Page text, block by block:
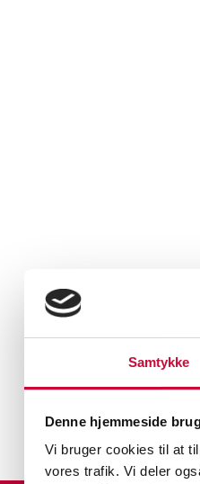
Samtykke
Denne hjemmeside
Vi bruger cookies til at
vores trafik. Vi deler